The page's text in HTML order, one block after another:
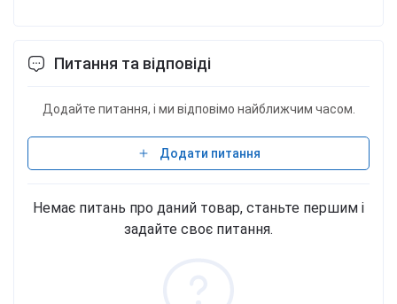
Питання та відповіді
Додайте питання, і ми відповімо найближчим часом.
Додати питання
Немає питань про даний товар, станьте першим і
задайте своє питання.